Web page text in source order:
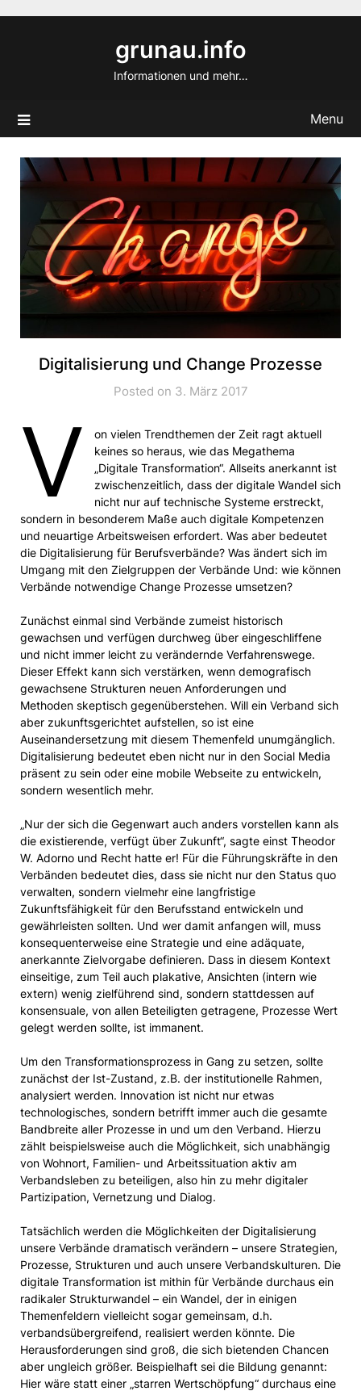
grunau.info
Informationen und mehr…
Menu
Digitalisierung und Change Prozesse
Posted on 3. März 2017
V
on vielen Trendthemen der Zeit ragt aktuell
keines so heraus, wie das Megathema
„Digitale Transformation“. Allseits anerkannt ist
zwischenzeitlich, dass der digitale Wandel sich
nicht nur auf technische Systeme erstreckt,
sondern in besonderem Maße auch digitale Kompetenzen
und neuartige Arbeitsweisen erfordert. Was aber bedeutet
die Digitalisierung für Berufsverbände? Was ändert sich im
Umgang mit den Zielgruppen der Verbände Und: wie können
Verbände notwendige Change Prozesse umsetzen?
Zunächst einmal sind Verbände zumeist historisch
gewachsen und verfügen durchweg über eingeschliffene
und nicht immer leicht zu verändernde Verfahrenswege.
Dieser Effekt kann sich verstärken, wenn demografisch
gewachsene Strukturen neuen Anforderungen und
Methoden skeptisch gegenüberstehen. Will ein Verband sich
aber zukunftsgerichtet aufstellen, so ist eine
Auseinandersetzung mit diesem Themenfeld unumgänglich.
Digitalisierung bedeutet eben nicht nur in den Social Media
präsent zu sein oder eine mobile Webseite zu entwickeln,
sondern wesentlich mehr.
„Nur der sich die Gegenwart auch anders vorstellen kann als
die existierende, verfügt über Zukunft“, sagte einst Theodor
W. Adorno und Recht hatte er! Für die Führungskräfte in den
Verbänden bedeutet dies, dass sie nicht nur den Status quo
verwalten, sondern vielmehr eine langfristige
Zukunftsfähigkeit für den Berufsstand entwickeln und
gewährleisten sollten. Und wer damit anfangen will, muss
konsequenterweise eine Strategie und eine adäquate,
anerkannte Zielvorgabe definieren. Dass in diesem Kontext
einseitige, zum Teil auch plakative, Ansichten (intern wie
extern) wenig zielführend sind, sondern stattdessen auf
konsensuale, von allen Beteiligten getragene, Prozesse Wert
gelegt werden sollte, ist immanent.
Um den Transformationsprozess in Gang zu setzen, sollte
zunächst der Ist-Zustand, z.B. der institutionelle Rahmen,
analysiert werden. Innovation ist nicht nur etwas
technologisches, sondern betrifft immer auch die gesamte
Bandbreite aller Prozesse in und um den Verband. Hierzu
zählt beispielsweise auch die Möglichkeit, sich unabhängig
von Wohnort, Familien- und Arbeitssituation aktiv am
Verbandsleben zu beteiligen, also hin zu mehr digitaler
Partizipation, Vernetzung und Dialog.
Tatsächlich werden die Möglichkeiten der Digitalisierung
unsere Verbände dramatisch verändern – unsere Strategien,
Prozesse, Strukturen und auch unsere Verbandskulturen. Die
digitale Transformation ist mithin für Verbände durchaus ein
radikaler Strukturwandel – ein Wandel, der in einigen
Themenfeldern vielleicht sogar gemeinsam, d.h.
verbandsübergreifend, realisiert werden könnte. Die
Herausforderungen sind groß, die sich bietenden Chancen
aber ungleich größer. Beispielhaft sei die Bildung genannt:
Hier wäre statt einer „starren Wertschöpfung“ durchaus eine